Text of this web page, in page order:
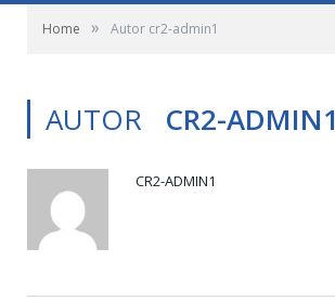
Home » Autor cr2-admin1
AUTOR CR2-ADMIN1
CR2-ADMIN1